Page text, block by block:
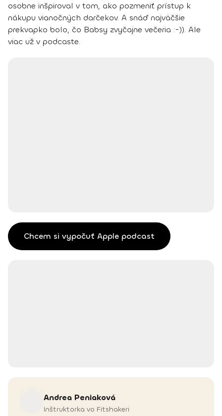
osobne inšpiroval v tom, ako pozmeniť prístup k
nákupu vianočných darčekov. A snáď najväčšie
prekvapko bolo, čo Babsy zvyčajne večeria :-)). Ale
viac už v podcaste.
Chcem si vypočuť Apple podcast
Andrea Peniaková
Inštruktorka vo Fitshakeri